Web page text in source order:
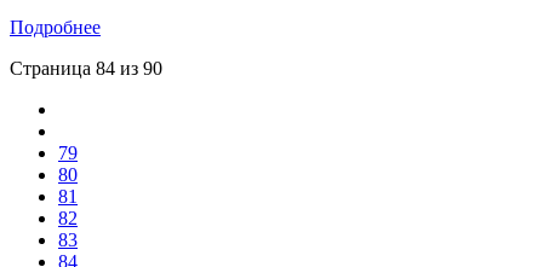
Подробнее
Страница 84 из 90
79
80
81
82
83
84